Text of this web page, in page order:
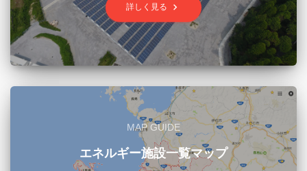
詳しく見る keyboard_arrow_right
MAP GUIDE
エネルギー施設一覧マップ